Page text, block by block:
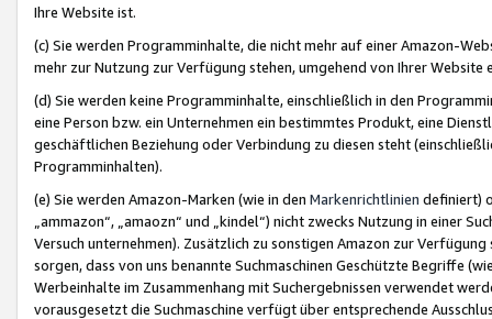
Ihre Website ist.
(c) Sie werden Programminhalte, die nicht mehr auf einer Amazon-
mehr zur Nutzung zur Verfügung stehen, umgehend von Ihrer
(d) Sie werden keine Programminhalte, einschließlich in den
eine Person bzw. ein Unternehmen ein bestimmtes Produkt, eine
geschäftlichen Beziehung oder Verbindung zu diesen steht
Programminhalten).
(e) Sie werden Amazon-Marken (wie in den Markenrichtlinien definiert)
„ammazon“, „amaozn“ und „kindel“) nicht zwecks Nutzung in einer
Versuch unternehmen). Zusätzlich zu sonstigen Amazon zur
sorgen, dass von uns benannte Suchmaschinen Geschützte Begriffe
Werbeinhalte im Zusammenhang mit Suchergebnissen verwendet
vorausgesetzt die Suchmaschine verfügt über entsprechende